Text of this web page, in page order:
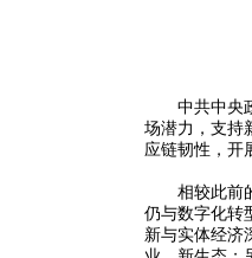
中共中央政
场潜力，支持
应链韧性，开
相较此前的
仍与数字化转
新与实体经济